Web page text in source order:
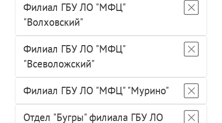
Филиал ГБУ ЛО "МФЦ"
"Волховский"
Филиал ГБУ ЛО "МФЦ"
"Всеволожский"
Филиал ГБУ ЛО "МФЦ" "Мурино"
Отдел "Бугры" филиала ГБУ ЛО